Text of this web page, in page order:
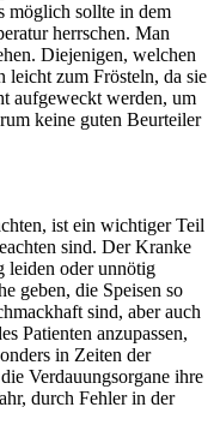
möglich sollte in dem
herrschen. Man
Diejenigen, welchen
leicht zum Frösteln, da sie
aufgeweckt werden, um
keine guten Beurteiler
ist ein wichtiger Teil
sind. Der Kranke
leiden oder unnötig
geben, die Speisen so
sind, aber auch
Patienten anzupassen,
in Zeiten der
Verdauungsorgane ihre
durch Fehler in der